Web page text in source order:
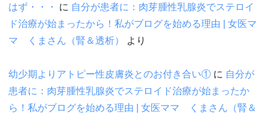
はず・・・
に 自分が患者に：肉芽腫性乳腺炎でステロイ
ド治療が始まったから！私がブログを始める理由 | 女医マ
マ くまさん（腎＆透析）
より
幼少期よりアトピー性皮膚炎とのお付き合い① に 自分が
患者に：肉芽腫性乳腺炎でステロイド治療が始まったか
ら！私がブログを始める理由 | 女医ママ くまさん（腎＆